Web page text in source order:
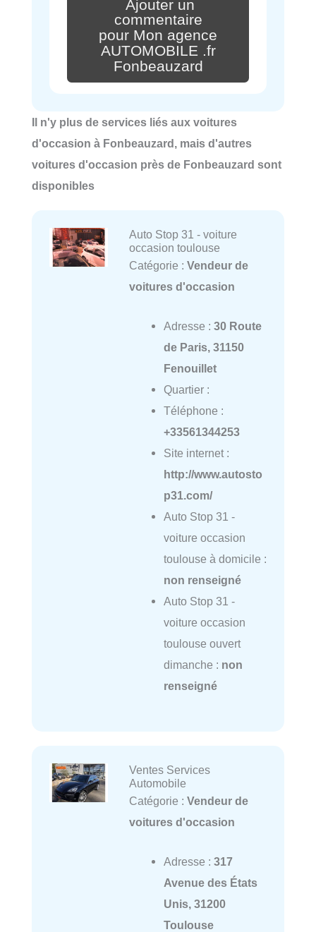
Ajouter un
commentaire
pour Mon agence
AUTOMOBILE .fr
Fonbeauzard
Il n'y plus de services liés aux voitures
d'occasion à Fonbeauzard, mais d'autres
voitures d'occasion près de Fonbeauzard sont
disponibles
Auto Stop 31 - voiture
occasion toulouse
Catégorie : Vendeur de
voitures d'occasion
Adresse : 30 Route
de Paris, 31150
Fenouillet
Quartier :
Téléphone :
+33561344253
Site internet :
http://www.autosto
p31.com/
Auto Stop 31 -
voiture occasion
toulouse à domicile :
non renseigné
Auto Stop 31 -
voiture occasion
toulouse ouvert
dimanche : non
renseigné
Ventes Services
Automobile
Catégorie : Vendeur de
voitures d'occasion
Adresse : 317
Avenue des États
Unis, 31200
Toulouse